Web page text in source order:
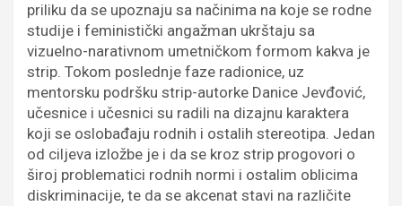
priliku da se upoznaju sa načinima na koje se rodne
studije i feministički angažman ukrštaju sa
vizuelno-narativnom umetničkom formom kakva je
strip. Tokom poslednje faze radionice, uz
mentorsku podršku strip-autorke Danice Jevđović,
učesnice i učesnici su radili na dizajnu karaktera
koji se oslobađaju rodnih i ostalih stereotipa. Jedan
od ciljeva izložbe je i da se kroz strip progovori o
široj problematici rodnih normi i ostalim oblicima
diskriminacije, te da se akcenat stavi na različite